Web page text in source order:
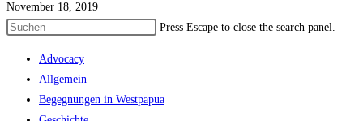
November 18, 2019
Press Escape to close the search panel.
Advocacy
Allgemein
Begegnungen in Westpapua